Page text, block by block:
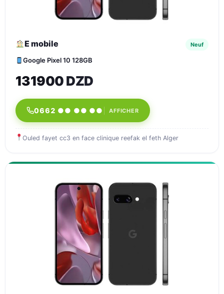
E mobile Neuf
Google Pixel 10 128GB
131900 DZD
0662 ●● ●● ●● AFFICHER
Ouled fayet cc3 en face clinique reefak el feth Alger